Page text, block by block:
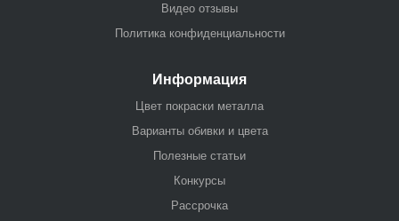
Видео отзывы
Политика конфиденциальности
Информация
Цвет покраски металла
Варианты обивки и цвета
Полезные статьи
Конкурсы
Рассрочка